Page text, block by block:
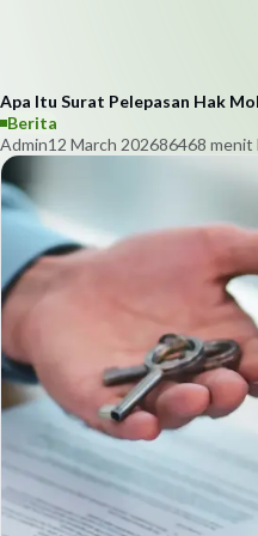
Apa Itu Surat Pelepasan Hak
Berita
Admin12 March 202686468 menit